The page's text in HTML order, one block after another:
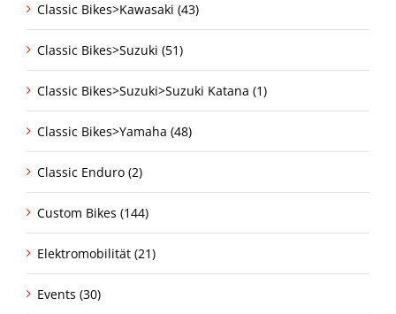
Classic Bikes>Kawasaki (43)
Classic Bikes>Suzuki (51)
Classic Bikes>Suzuki>Suzuki Katana (1)
Classic Bikes>Yamaha (48)
Classic Enduro (2)
Custom Bikes (144)
Elektromobilität (21)
Events (30)